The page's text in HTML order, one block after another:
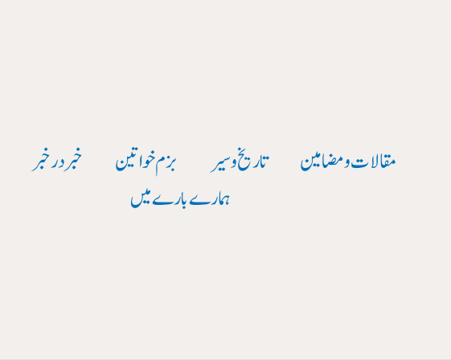
مقالات و مضامین تاریخ وسیر بزم خواتین خبر در خبر
ہمارے بارے میں